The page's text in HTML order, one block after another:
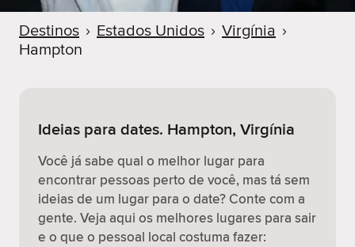
Destinos › Estados Unidos › Virgínia ›
Hampton
Ideias para dates. Hampton, Virgínia
Você já sabe qual o melhor lugar para
encontrar pessoas perto de você, mas tá sem
ideias de um lugar para o date? Conte com a
gente. Veja aqui os melhores lugares para sair
e o que o pessoal local costuma fazer: